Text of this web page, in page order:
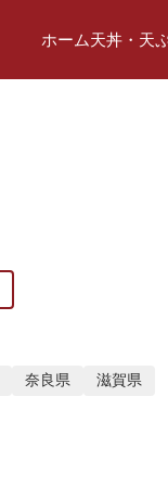
ホーム天丼・天
奈良県 滋賀県